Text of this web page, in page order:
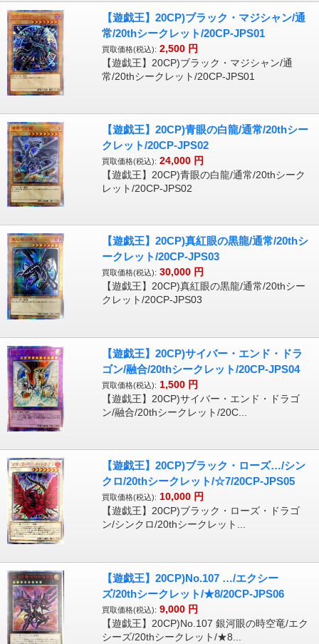
【遊戯王】20CP)ブラック・マジシャン/通
常/20thシークレット/20CP-JPS01
買取価格(税込): 2,500 円
【遊戯王】20CP)ブラック・マジシャン/通
常/20thシークレット/20CP-JPS01
【遊戯王】20CP)青眼の白龍/通常/20thシー
クレット/20CP-JPS02
買取価格(税込): 24,000 円
【遊戯王】20CP)青眼の白龍/通常/20thシーク
レット/20CP-JPS02
【遊戯王】20CP)真紅眼の黒龍/通常/20thシ
ークレット/20CP-JPS03
買取価格(税込): 30,000 円
【遊戯王】20CP)真紅眼の黒龍/通常/20thシー
クレット/20CP-JPS03
【遊戯王】20CP)サイバー・エンド・ドラ
ゴン/融合/20thシークレット/20CP-JPS04
買取価格(税込): 1,500 円
【遊戯王】20CP)サイバー・エンド・ドラゴ
ン/融合/20thシークレット/20C...
【遊戯王】20CP)ブラック・ローズ…/シン
クロ/20thシークレット/☆7/20CP-JPS05
買取価格(税込): 10,000 円
【遊戯王】20CP)ブラック・ローズ・ドラゴ
ン/シンクロ/20thシークレット...
【遊戯王】20CP)No.107 …/エクシー
ズ/20thシークレット/★8/20CP-JPS06
買取価格(税込): 9,000 円
【遊戯王】20CP)No.107 銀河眼の時空竜/エク
シーズ/20thシークレット/★8...